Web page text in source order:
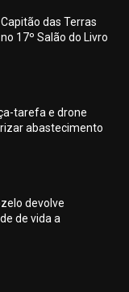
das Terras
17º Salão do Livro
tarefa e drone
abastecimento
devolve
de vida a